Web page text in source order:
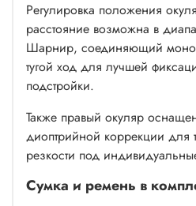
Регулировка положения
расстояние возможна в
Шарнир, соединяющий
тугой ход для лучшей
подстройки.
Также правый окуляр
диоптрийной коррекции для
резкости под
Сумка и ремень в